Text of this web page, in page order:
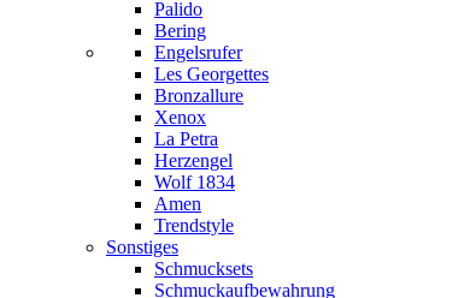
Palido
Bering
Engelsrufer
Les Georgettes
Bronzallure
Xenox
La Petra
Herzengel
Wolf 1834
Amen
Trendstyle
Sonstiges
Schmucksets
Schmuckaufbewahrung